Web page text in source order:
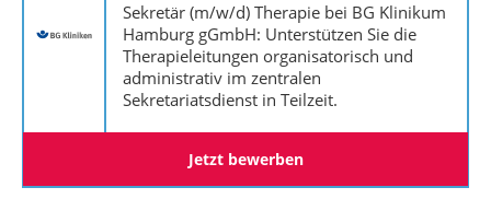
Sekretär (m/w/d) Therapie bei BG Klinikum
Hamburg gGmbH: Unterstützen Sie die
Therapieleitungen organisatorisch und
administrativ im zentralen
Sekretariatsdienst in Teilzeit.
Jetzt bewerben